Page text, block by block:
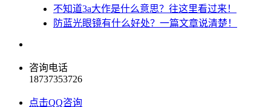
不知道3a大作是什么意思？往这里看过来！
防蓝光眼镜有什么好处？一篇文章说清楚！
咨询电话
18737353726
点击QQ咨询